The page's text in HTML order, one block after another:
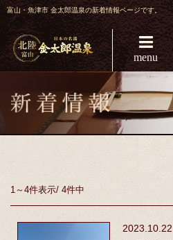
富山・魚津市 金太郎温泉の新着情報ページです。
menu
1～4件表示/ 4件中
2023.10.22